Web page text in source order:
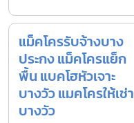
แม็คโครรับจ้างบาง
ประกง แม็คโครแย็ก
พื้น แบคโฮหัวเจาะ
บางวัว แมคโครให้เช่า
บางวัว